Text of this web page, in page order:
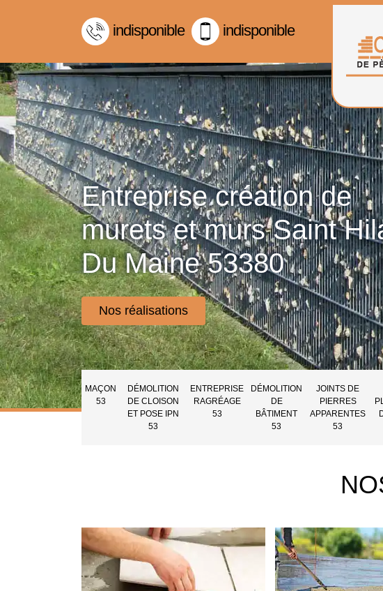
indisponible indisponible
Entreprise création de
murets et murs Saint
Du Maine 53380
Nos réalisations
MAÇON
53
DÉMOLITION
DE CLOISON
ET POSE IPN
53
ENTREPRISE
RAGRÉAGE
53
DÉMOLITION
DE
BÂTIMENT
53
JOINTS DE
PIERRES
APPARENTES
53